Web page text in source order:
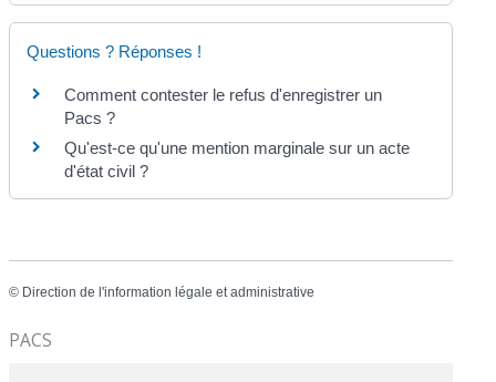
Questions ? Réponses !
Comment contester le refus d'enregistrer un
Pacs ?
Qu'est-ce qu'une mention marginale sur un acte
d'état civil ?
© Direction de l'information légale et administrative
PACS